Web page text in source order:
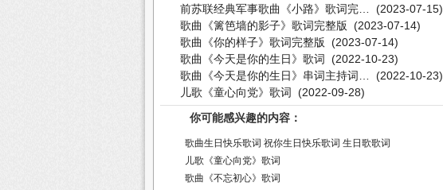
前苏联经典军事歌曲《小路》歌词完…
(2023-07-15)
歌曲《篱笆墙的影子》歌词完整版 (2023-07-14)
歌曲《你的样子》歌词完整版 (2023-07-14)
歌曲《今天是你的生日》歌词 (2022-10-23)
歌曲《今天是你的生日》串词主持词…
(2022-10-23)
儿歌《童心向党》歌词 (2022-09-28)
你可能感兴趣的内容：
歌曲生日快乐歌词 祝你生日快乐歌词 生日歌歌词
儿歌《童心向党》歌词
歌曲《不忘初心》歌词